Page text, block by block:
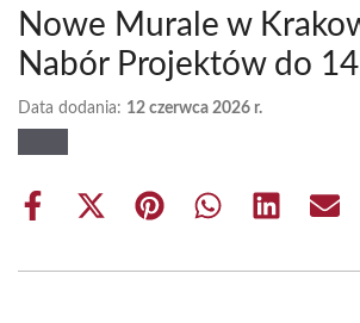
Nowe Murale w
Nabór Projektów do
Data dodania: 12 czerwca 2026 r.
Share
Share
(Twitter)
Share Share Share Share